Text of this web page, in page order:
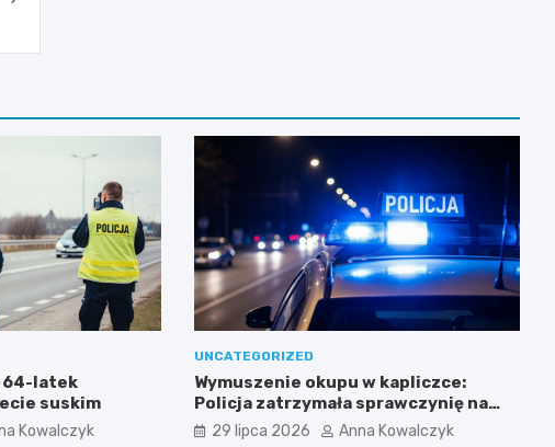
64-latek
suskim
Kowalczyk
UNCATEGORIZED
Wymuszenie okupu w kapliczce:
Policja zatrzymała sprawczynię na
gorącym uczynku
29 lipca 2026 Anna Kowalczyk